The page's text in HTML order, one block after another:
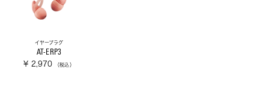
イヤープラグ
AT-ERP3
¥ 2,970 （税込）